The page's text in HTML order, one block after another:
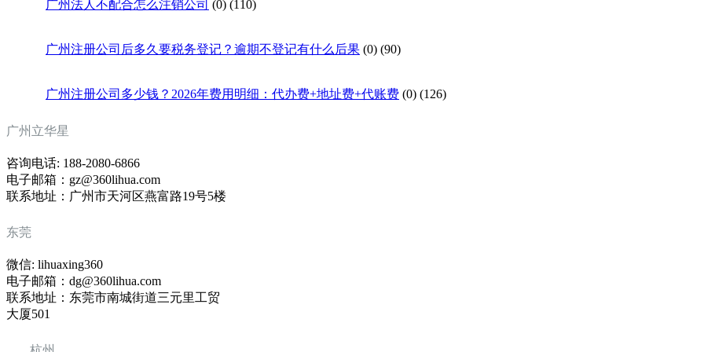
广州法人不配合怎么注销公司 (0) (110)
广州注册公司后多久要税务登记？逾期不登记有什么后果 (0) (90)
广州注册公司多少钱？2026年费用明细：代办费+地址费+代账费 (0) (126)
广州立华星
咨询电话: 188-2080-6866
电子邮箱：gz@360lihua.com
联系地址：广州市天河区燕富路19号5楼
东莞
微信: lihuaxing360
电子邮箱：dg@360lihua.com
联系地址：东莞市南城街道三元里工贸
大厦501